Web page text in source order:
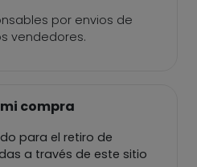
por envios de
vendedores.
compra
para el retiro de
a través de este sitio